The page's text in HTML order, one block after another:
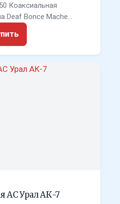
Коаксиальная
Deaf Bonce Mache…
АС Урал АК-7